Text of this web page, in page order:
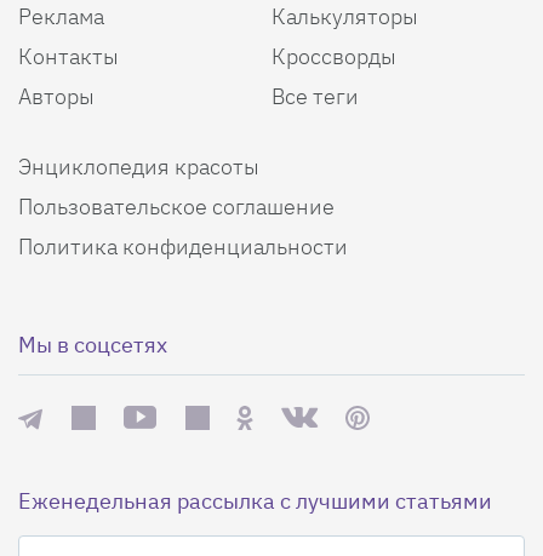
Реклама
Контакты
Авторы
Калькуляторы
Кроссворды
Все теги
Энциклопедия красоты
Пользовательское соглашение
Политика конфиденциальности
Мы в соцсетях
Еженедельная рассылка с лучшими статьями